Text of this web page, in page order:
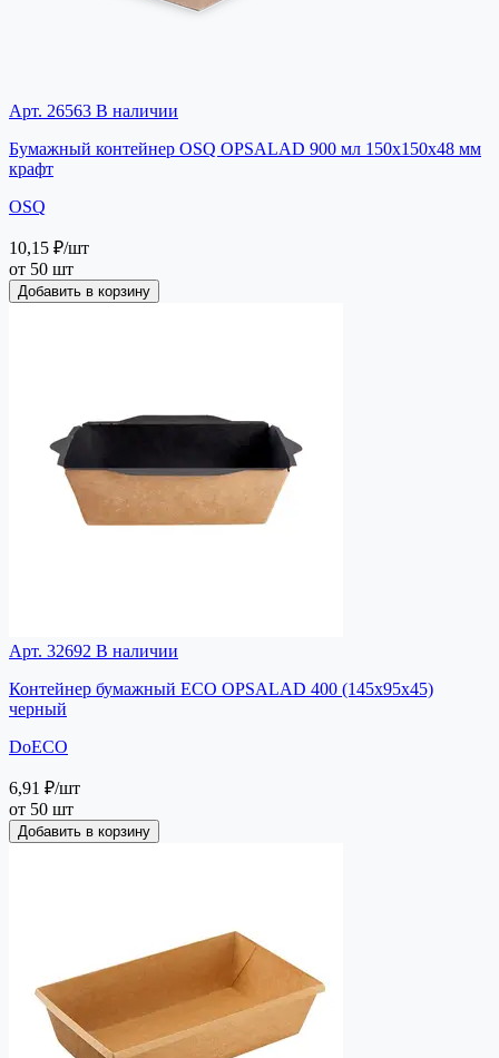
Арт. 26563 В наличии
Бумажный контейнер OSQ OPSALAD 900 мл 150x150x48 мм
крафт
OSQ
10,15 ₽/шт
от 50 шт
Добавить в корзину
Арт. 32692 В наличии
Контейнер бумажный ECO OPSALAD 400 (145x95x45)
черный
DoECO
6,91 ₽/шт
от 50 шт
Добавить в корзину